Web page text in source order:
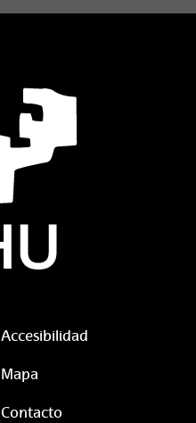
Accesibilidad
Mapa
Contacto